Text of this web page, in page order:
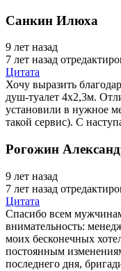
Санкин Илюха
9 лет назад
7 лет назад
Цитата
Хочу выразить
душ-туалет 4х2,3м.
установили в нужное
такой сервис). С
Рогожин
9 лет назад
7 лет назад
Цитата
Спасибо всем
внимательность:
моих бесконечных
постоянным
последнего дня,